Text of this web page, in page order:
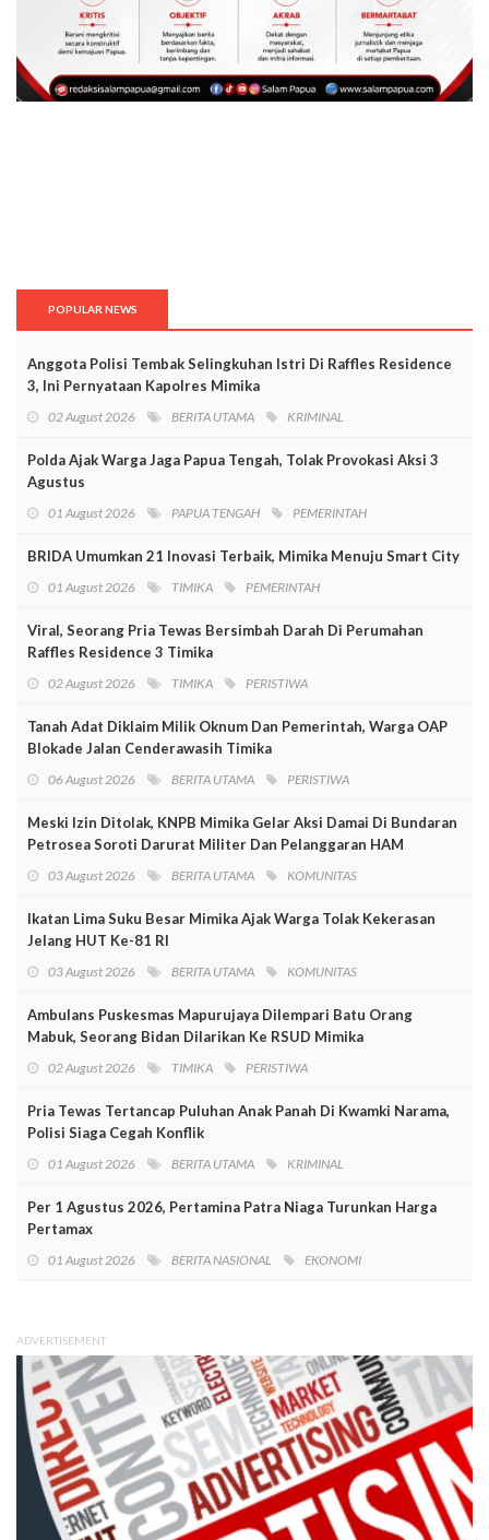
POPULAR NEWS
Anggota Polisi Tembak Selingkuhan Istri Di Raffles Residence
3, Ini Pernyataan Kapolres Mimika
02 August 2026 BERITA UTAMA KRIMINAL
Polda Ajak Warga Jaga Papua Tengah, Tolak Provokasi Aksi 3
Agustus
01 August 2026 PAPUA TENGAH PEMERINTAH
BRIDA Umumkan 21 Inovasi Terbaik, Mimika Menuju Smart City
01 August 2026 TIMIKA PEMERINTAH
Viral, Seorang Pria Tewas Bersimbah Darah Di Perumahan
Raffles Residence 3 Timika
02 August 2026 TIMIKA PERISTIWA
Tanah Adat Diklaim Milik Oknum Dan Pemerintah, Warga OAP
Blokade Jalan Cenderawasih Timika
06 August 2026 BERITA UTAMA PERISTIWA
Meski Izin Ditolak, KNPB Mimika Gelar Aksi Damai Di Bundaran
Petrosea Soroti Darurat Militer Dan Pelanggaran HAM
03 August 2026 BERITA UTAMA KOMUNITAS
Ikatan Lima Suku Besar Mimika Ajak Warga Tolak Kekerasan
Jelang HUT Ke-81 RI
03 August 2026 BERITA UTAMA KOMUNITAS
Ambulans Puskesmas Mapurujaya Dilempari Batu Orang
Mabuk, Seorang Bidan Dilarikan Ke RSUD Mimika
02 August 2026 TIMIKA PERISTIWA
Pria Tewas Tertancap Puluhan Anak Panah Di Kwamki Narama,
Polisi Siaga Cegah Konflik
01 August 2026 BERITA UTAMA KRIMINAL
Per 1 Agustus 2026, Pertamina Patra Niaga Turunkan Harga
Pertamax
01 August 2026 BERITA NASIONAL EKONOMI
ADVERTISEMENT